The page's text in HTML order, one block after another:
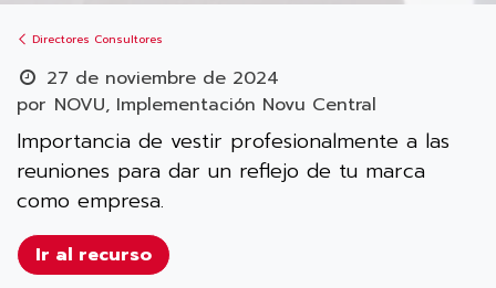
Directores Consultores
27 de noviembre de 2024
por NOVU, Implementación Novu Central
Importancia de vestir profesionalmente a las
reuniones para dar un reflejo de tu marca
como empresa.
Ir al recurso